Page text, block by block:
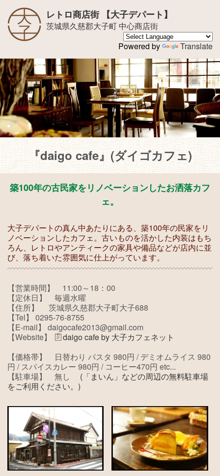
レトロ商店街 【大子デパート】
茨城県久慈郡大子町 中心商店街
Powered by
Translate
『daigo cafe』(ダイゴカフェ)
築100年の古民家をリノベーションしたお洒落カフ
ェ。
大子デパートの真ん中あたりにある、築100年の民家をリ
ノベーションしたカフェ。古いものを活かした内装はもち
ろん、レトロやアンティークの家具や備品などが店内に並
び、落ち着いた雰囲気に仕上がっています。
【営業時間】 11:00～18：00
【定休日】 毎週水曜
【住所】
茨城県久慈郡大子町大子688
【Tel】
0295-76-8755
【E-mail】 daigocafe2013@gmail.com
【Website】
daigo cafe by 大子カフェネット
【価格帯】 日替わり パスタ 980円 / デミオムライス 980
円 / スパイスカレー 980円 / コーヒー470円 etc...
【駐車場】 無し
(「まいん」などの周辺の無料駐車場
をご利用ください。)